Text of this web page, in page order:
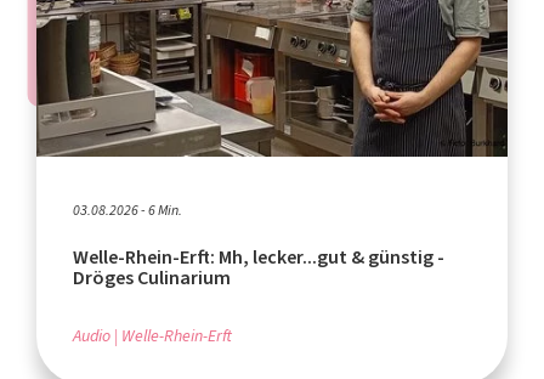
03.08.2026 - 6 Min.
Welle-Rhein-Erft: Mh, lecker...gut & günstig -
Dröges Culinarium
Audio Welle-Rhein-Erft